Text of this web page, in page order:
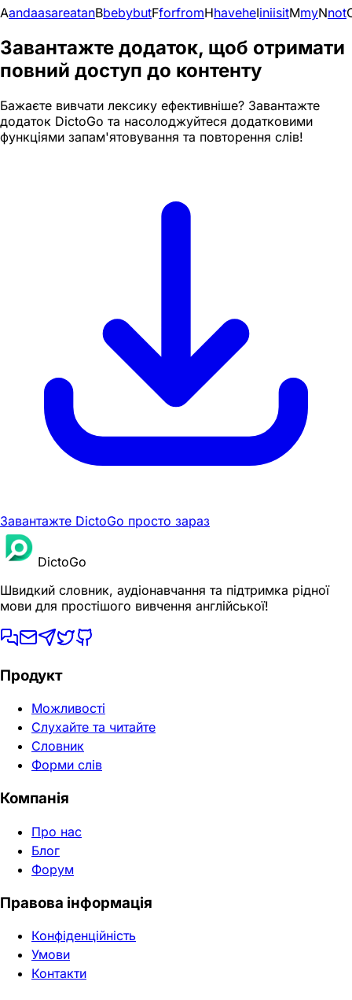
AandaasareatanBbebybutFforfromHhaveheIiniisitMmyNnot
Завантажте додаток, щоб отримати
повний доступ до контенту
Бажаєте вивчати лексику ефективніше? Завантажте
додаток DictoGo та насолоджуйтеся додатковими
функціями запам'ятовування та повторення слів!
Завантажте DictoGo просто зараз
DictoGo
Швидкий словник, аудіонавчання та підтримка рідної
мови для простішого вивчення англійської!
Продукт
Можливості
Слухайте та читайте
Словник
Форми слів
Компанія
Про нас
Блог
Форум
Правова інформація
Конфіденційність
Умови
Контакти